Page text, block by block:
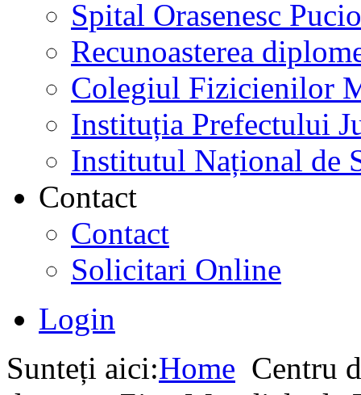
Spital Orasenesc
Recunoasterea
Colegiul Fizicienilor
Instituția Prefectului
Institutul Național de
Contact
Contact
Solicitari Online
Login
Sunteți aici:Home Centru